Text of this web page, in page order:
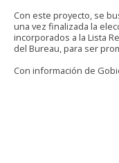
Con este proyecto, se
una vez finalizada la
incorporados a la Lista
del Bureau, para ser
Con información de